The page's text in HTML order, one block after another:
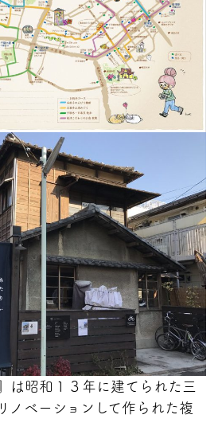
は昭和１３年に建てられた三
ノベーションして作られた複